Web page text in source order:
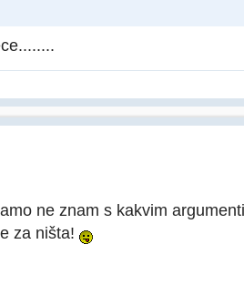
ne znam s kakvim
za ništa!